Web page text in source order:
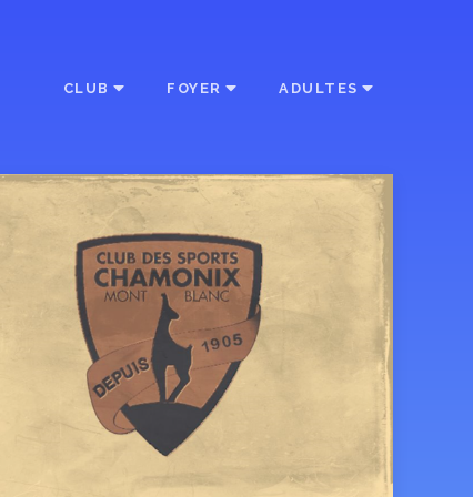
CLUB FOYER ADULTES